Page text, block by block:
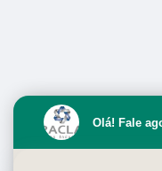
Olá! Fale